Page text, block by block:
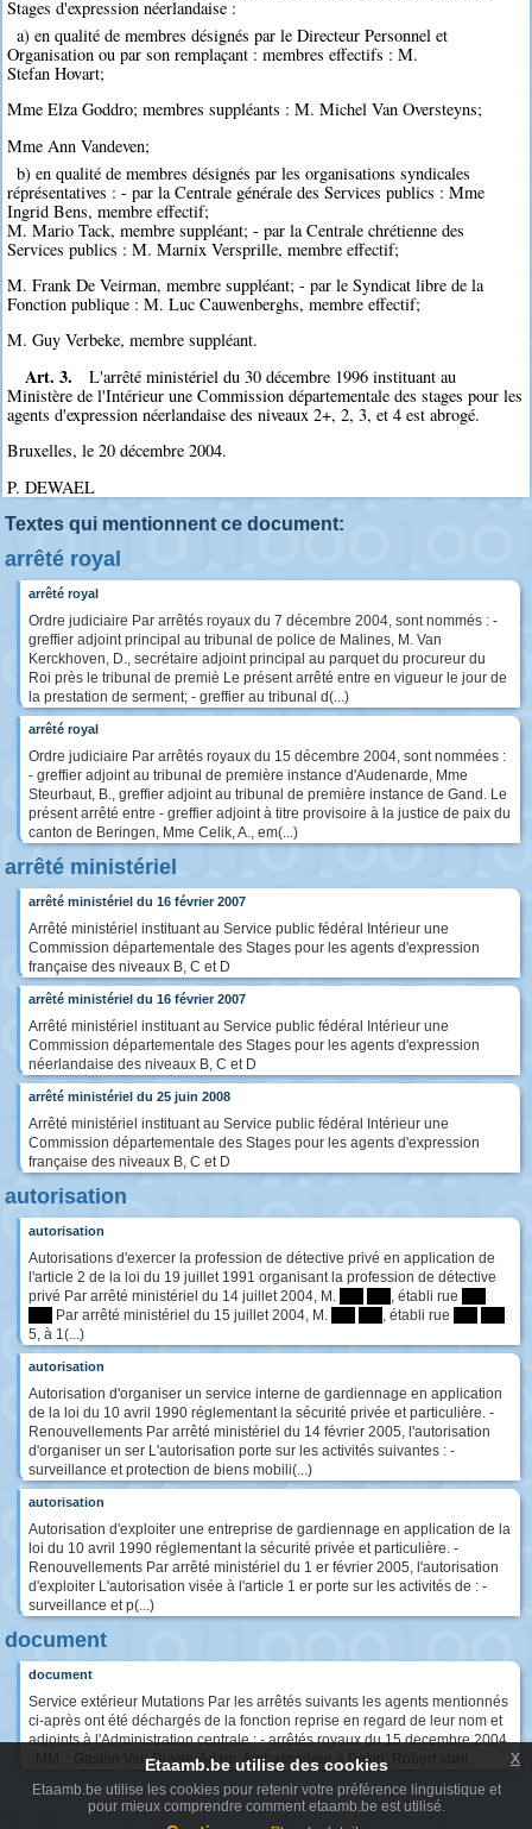
Stages d'expression néerlandaise :
a) en qualité de membres désignés par le Directeur Personnel et
Organisation ou par son remplaçant : membres effectifs : M.
Stefan Hovart;
Mme Elza Goddro; membres suppléants : M. Michel Van Oversteyns;
Mme Ann Vandeven;
b) en qualité de membres désignés par les organisations syndicales
réprésentatives : - par la Centrale générale des Services publics : Mme
Ingrid Bens, membre effectif;
M. Mario Tack, membre suppléant; - par la Centrale chrétienne des
Services publics : M. Marnix Versprille, membre effectif;
M. Frank De Veirman, membre suppléant; - par le Syndicat libre de la
Fonction publique : M. Luc Cauwenberghs, membre effectif;
M. Guy Verbeke, membre suppléant.
Art. 3.
L'arrêté ministériel du 30 décembre 1996 instituant au
Ministère de l'Intérieur une Commission départementale des stages pour les
agents d'expression néerlandaise des niveaux 2+, 2, 3, et 4 est abrogé.
Bruxelles, le 20 décembre 2004.
P. DEWAEL
Textes qui mentionnent ce document:
arrêté royal
arrêté royal
Ordre judiciaire Par arrêtés royaux du 7 décembre 2004, sont nommés : -
greffier adjoint principal au tribunal de police de Malines, M. Van
Kerckhoven, D., secrétaire adjoint principal au parquet du procureur du
Roi près le tribunal de premiè Le présent arrêté entre en vigueur le jour de
la prestation de serment; - greffier au tribunal d(...)
arrêté royal
Ordre judiciaire Par arrêtés royaux du 15 décembre 2004, sont nommées :
- greffier adjoint au tribunal de première instance d'Audenarde, Mme
Steurbaut, B., greffier adjoint au tribunal de première instance de Gand. Le
présent arrêté entre - greffier adjoint à titre provisoire à la justice de paix du
canton de Beringen, Mme Celik, A., em(...)
arrêté ministériel
arrêté ministériel du 16 février 2007
Arrêté ministériel instituant au Service public fédéral Intérieur une
Commission départementale des Stages pour les agents d'expression
française des niveaux B, C et D
arrêté ministériel du 16 février 2007
Arrêté ministériel instituant au Service public fédéral Intérieur une
Commission départementale des Stages pour les agents d'expression
néerlandaise des niveaux B, C et D
arrêté ministériel du 25 juin 2008
Arrêté ministériel instituant au Service public fédéral Intérieur une
Commission départementale des Stages pour les agents d'expression
française des niveaux B, C et D
autorisation
autorisation
Autorisations d'exercer la profession de détective privé en application de
l'article 2 de la loi du 19 juillet 1991 organisant la profession de détective
privé Par arrêté ministériel du 14 juillet 2004, M.
, établi rue
Par arrêté ministériel du 15 juillet 2004, M. , établi rue
5, à 1(...)
autorisation
Autorisation d'organiser un service interne de gardiennage en application
de la loi du 10 avril 1990 réglementant la sécurité privée et particulière. -
Renouvellements Par arrêté ministériel du 14 février 2005, l'autorisation
d'organiser un ser L'autorisation porte sur les activités suivantes : -
surveillance et protection de biens mobili(...)
autorisation
Autorisation d'exploiter une entreprise de gardiennage en application de la
loi du 10 avril 1990 réglementant la sécurité privée et particulière. -
Renouvellements Par arrêté ministériel du 1 er février 2005, l'autorisation
d'exploiter L'autorisation visée à l'article 1 er porte sur les activités de : -
surveillance et p(...)
document
document
Service extérieur Mutations Par les arrêtés suivants les agents mentionnés
ci-après ont été déchargés de la fonction reprise en regard de leur nom et
adjoints à l'Administration centrale : - arrêtés royaux du 15 decembre 2004
: MM. : Gaston Van Duyse-Adam, Ambassadeur à Pekin; Robert Vanr
Etaamb.be utilise des cookies
Etaamb.be utilise les cookies pour retenir votre préférence linguistique et
pour mieux comprendre comment etaamb.be est utilisé.
x